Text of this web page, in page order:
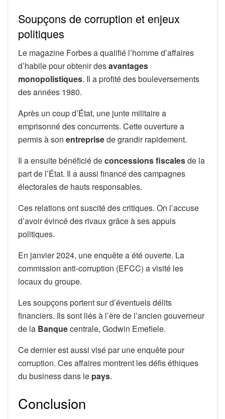
Soupçons de corruption et enjeux
politiques
Le magazine Forbes a qualifié l’homme d’affaires
d’habile pour obtenir desavantages
monopolistiques. Il a profité des bouleversements
des années 1980.
Après un coup d’État, une junte militaire a
emprisonné des concurrents. Cette ouverture a
permis à son entreprisede grandir rapidement.
Il a ensuite bénéficié deconcessions fiscalesde la
part de l’État. Il a aussi financé des campagnes
électorales de hauts responsables.
Ces relations ont suscité des critiques. On l’accuse
d’avoir évincé des rivaux grâce à ses appuis
politiques.
En janvier 2024, une enquête a été ouverte. La
commission anti-corruption (EFCC) a visité les
locaux du groupe.
Les soupçons portent sur d’éventuels délits
financiers. Ils sont liés à l’ère de l’ancien gouverneur
de la Banquecentrale, Godwin Emefiele.
Ce dernier est aussi visé par une enquête pour
corruption. Ces affaires montrent les défis éthiques
du business dans le pays.
Conclusion